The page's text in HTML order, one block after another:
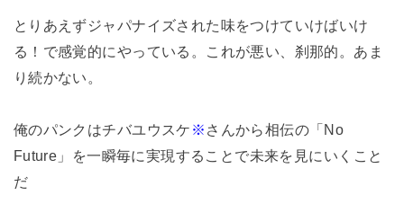
とりあえずジャパナイズされた味をつけていけばいけ
る！で感覚的にやっている。これが悪い、刹那的。あま
り続かない。
俺のパンクはチバユウスケ ※ さんから相伝の「No
Future」を一瞬毎に実現することで未来を見にいくこと
だ